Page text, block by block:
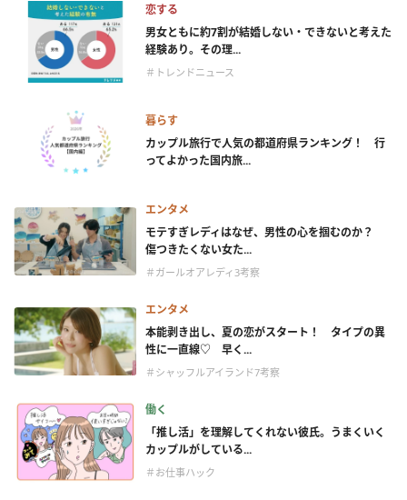
恋する
男女ともに約7割が結婚しない・できないと考えた
経験あり。その理...
＃トレンドニュース
暮らす
カップル旅行で人気の都道府県ランキング！ 行
ってよかった国内旅...
エンタメ
モテすぎレディはなぜ、男性の心を掴むのか？
傷つきたくない女た...
＃ガールオアレディ3考察
エンタメ
本能剥き出し、夏の恋がスタート！ タイプの異
性に一直線♡ 早く...
＃シャッフルアイランド7考察
働く
「推し活」を理解してくれない彼氏。うまくいく
カップルがしている...
＃お仕事ハック